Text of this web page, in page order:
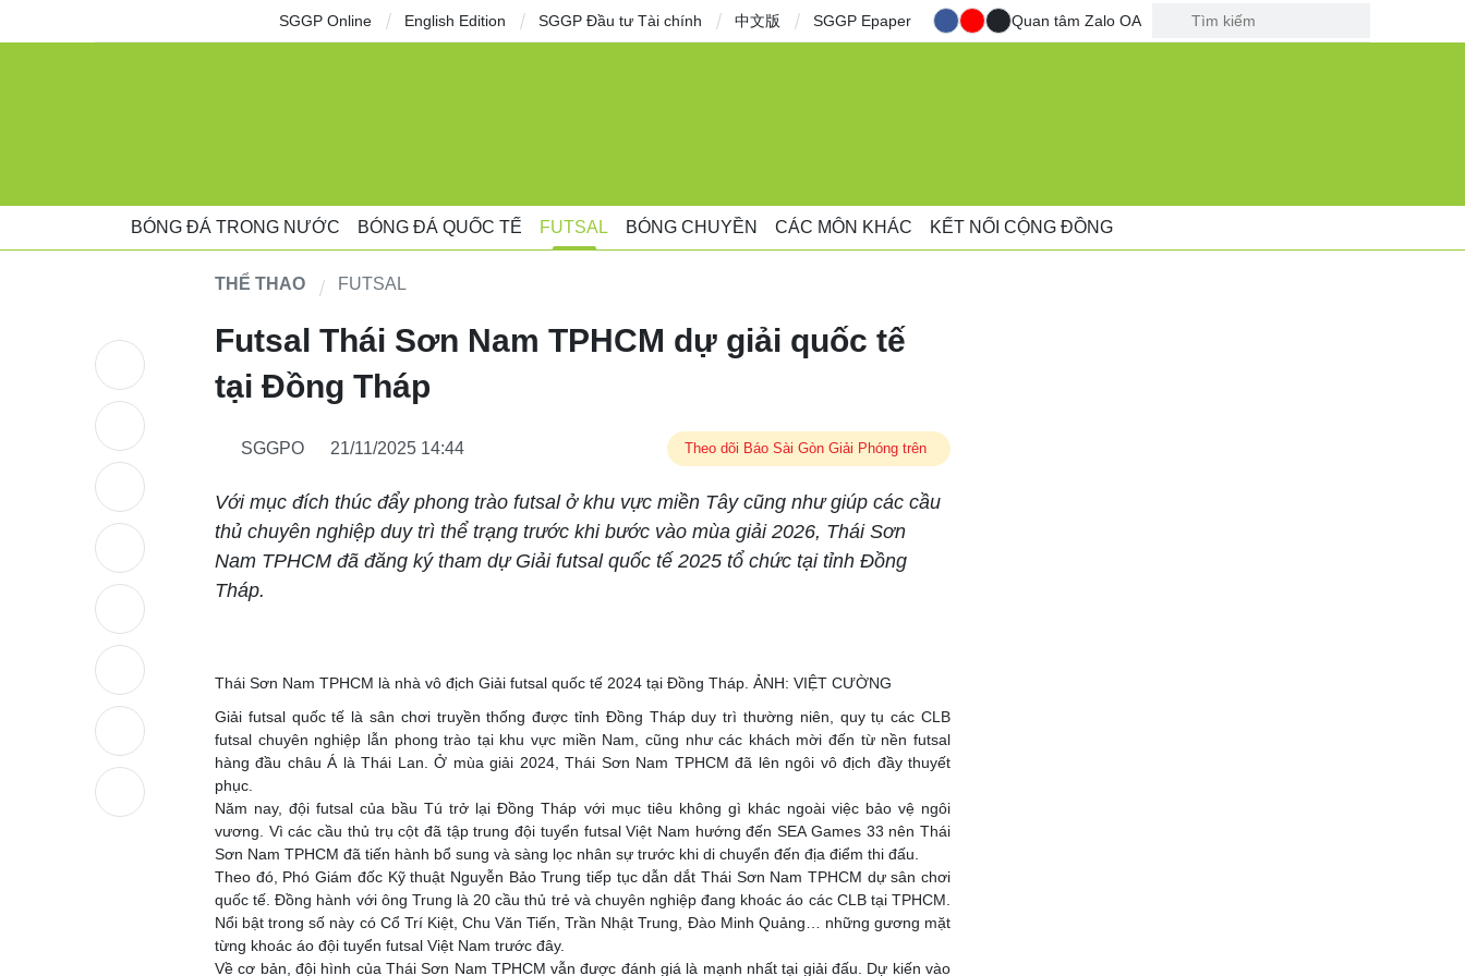
SGGP Online English Edition SGGP Đầu tư Tài chính 中文版 SGGP Epaper Quan tâm Zalo OA
BÓNG ĐÁ TRONG NƯỚC BÓNG ĐÁ QUỐC TẾ FUTSAL BÓNG CHUYỀN CÁC MÔN KHÁC KẾT NỐI CỘNG ĐỒNG
THỂ THAO FUTSAL
Futsal Thái Sơn Nam TPHCM dự giải quốc tế
tại Đồng Tháp
SGGPO 21/11/2025 14:44 Theo dõi Báo Sài Gòn Giải Phóng trên
Với mục đích thúc đẩy phong trào futsal ở khu vực miền Tây cũng như giúp các cầu
thủ chuyên nghiệp duy trì thể trạng trước khi bước vào mùa giải 2026, Thái Sơn
Nam TPHCM đã đăng ký tham dự Giải futsal quốc tế 2025 tổ chức tại tỉnh Đồng
Tháp.
Thái Sơn Nam TPHCM là nhà vô địch Giải futsal quốc tế 2024 tại Đồng Tháp. ẢNH: VIỆT CƯỜNG
Giải futsal quốc tế là sân chơi truyền thống được tỉnh Đồng Tháp duy trì thường niên, quy tụ các CLB
futsal chuyên nghiệp lẫn phong trào tại khu vực miền Nam, cũng như các khách mời đến từ nền futsal
hàng đầu châu Á là Thái Lan. Ở mùa giải 2024, Thái Sơn Nam TPHCM đã lên ngôi vô địch đầy thuyết
phục.
Năm nay, đội futsal của bầu Tú trở lại Đồng Tháp với mục tiêu không gì khác ngoài việc bảo vệ ngôi
vương. Vì các cầu thủ trụ cột đã tập trung đội tuyển futsal Việt Nam hướng đến SEA Games 33 nên Thái
Sơn Nam TPHCM đã tiến hành bổ sung và sàng lọc nhân sự trước khi di chuyển đến địa điểm thi đấu.
Theo đó, Phó Giám đốc Kỹ thuật Nguyễn Bảo Trung tiếp tục dẫn dắt Thái Sơn Nam TPHCM dự sân chơi
quốc tế. Đồng hành với ông Trung là 20 cầu thủ trẻ và chuyên nghiệp đang khoác áo các CLB tại TPHCM.
Nổi bật trong số này có Cổ Trí Kiệt, Chu Văn Tiến, Trần Nhật Trung, Đào Minh Quảng… những gương mặt
từng khoác áo đội tuyển futsal Việt Nam trước đây.
Về cơ bản, đội hình của Thái Sơn Nam TPHCM vẫn được đánh giá là mạnh nhất tại giải đấu. Dự kiến vào